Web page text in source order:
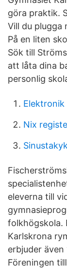
göra praktik.
Vill du plugga
På en liten
Sök till
att låta dina
personlig
Elektronik
Nix
eleverna till
folkhögskola.
Karlskrona
erbjuder
Föreningen